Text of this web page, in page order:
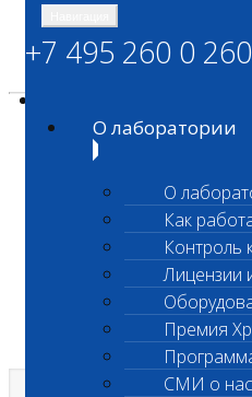
Независимая
+7 495 260 0 260
О лаборатории
О
Как
Контроль
Лицензии
Премия
СМИ о нас